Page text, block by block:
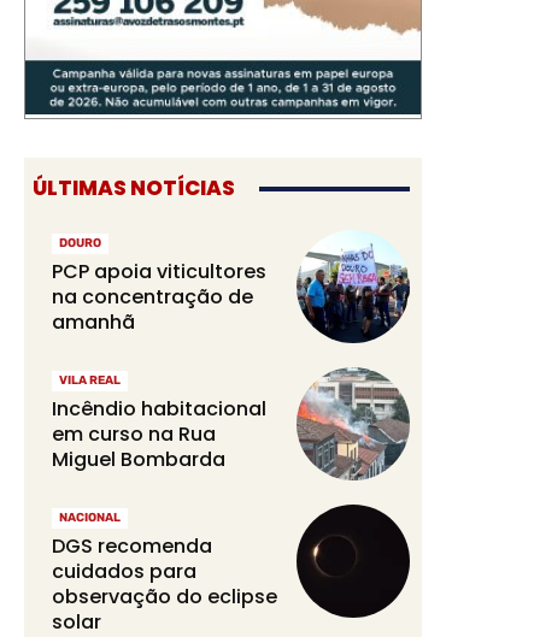
ÚLTIMAS NOTÍCIAS
DOURO
PCP apoia viticultores
na concentração de
amanhã
VILA REAL
Incêndio habitacional
em curso na Rua
Miguel Bombarda
NACIONAL
DGS recomenda
cuidados para
observação do eclipse
solar